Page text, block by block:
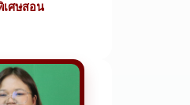
เศษสอน